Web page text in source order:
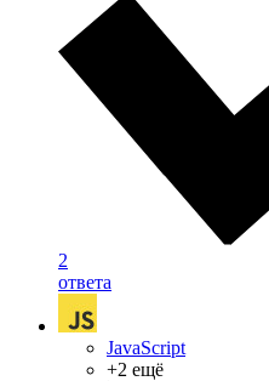
2
ответа
JavaScript
+2 ещё